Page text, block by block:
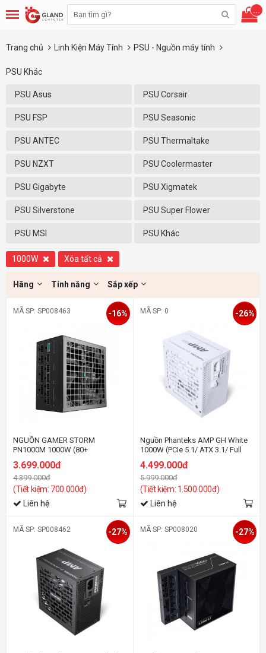
...
Trang chủ Linh Kiện Máy Tính PSU - Nguồn máy tính
PSU Khác
PSU Asus PSU Corsair
PSU FSP PSU Seasonic
PSU ANTEC PSU Thermaltake
PSU NZXT PSU Coolermaster
PSU Gigabyte PSU Xigmatek
PSU Silverstone PSU Super Flower
PSU MSI PSU Khác
1000W Xóa tất cả
Hãng Tính năng Sắp xếp
MÃ SP: SP008463
NGUỒN GAMER STORM
PN1000M 1000W (80+
3.699.000đ
4.399.000đ
(Tiết kiệm: 700.000đ)
-16%
Liên hệ
MÃ SP: 0
Nguồn Phanteks AMP GH White
1000W (PCIe 5.1/ ATX 3.1/ Full
4.499.000đ
5.999.000đ
(Tiết kiệm: 1.500.000đ)
-26%
Liên hệ
MÃ SP: SP008462 -27% MÃ SP: SP008020 -27%